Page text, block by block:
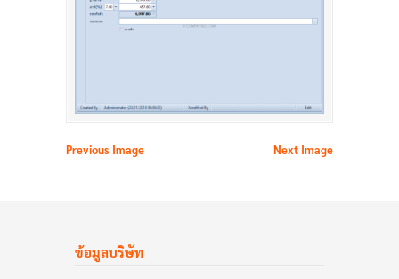
Previous Image Next Image
ข้อมูลบริษัท